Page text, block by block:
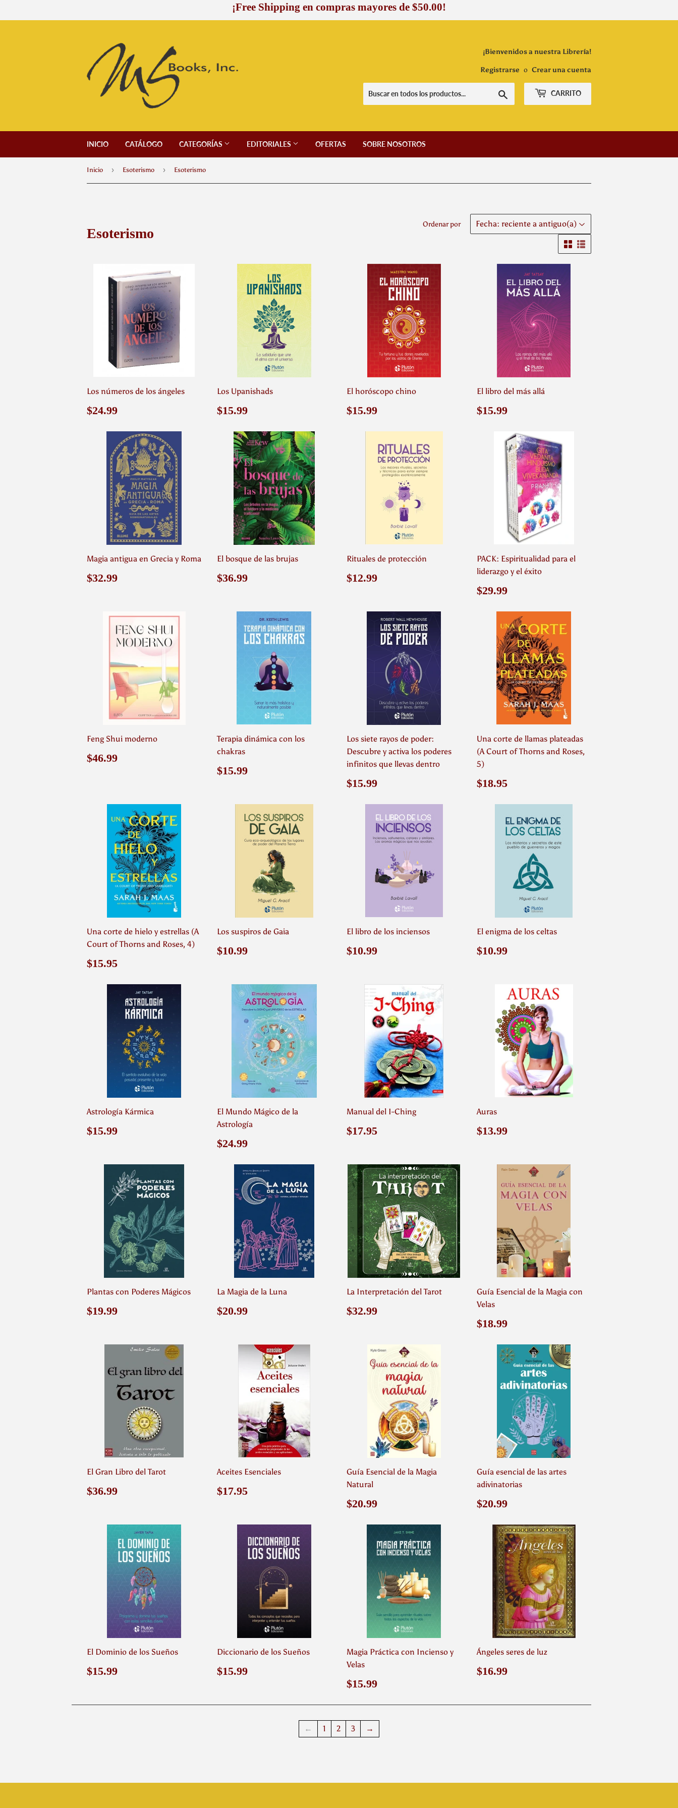
¡Free Shipping en compras mayores de $50.00!
¡Bienvenidos a nuestra Librería!
Registrarse o Crear una cuenta
CARRITO
INICIO CATÁLOGO CATEGORÍAS EDITORIALES OFERTAS SOBRE NOSOTROS
Inicio › Esoterismo › Esoterismo
Esoterismo
Ordenar por
Los números de los ángeles
Precio
$24.99
Los Upanishads
Precio
$15.99$15.99
El horóscopo chino
Precio
$15.99
El libro del más allá
Precio
$15.99$15.99
Magia antigua en Grecia y Roma
Precio
$32.99
El bosque de las brujas
Precio
$36.99$36.99
Rituales de protección
Precio
$12.99
PACK: Espiritualidad para el
liderazgo y el éxito
Precio
$29.99$29.99
Feng Shui moderno
Precio
$46.99
Terapia dinámica con los
chakras
Precio
$15.99$15.99
Los siete rayos de poder:
Descubre y activa los poderes
infinitos que llevas dentro
Precio
$15.99
Una corte de llamas plateadas
(A Court of Thorns and Roses,
5)
Precio
$18.95$18.95
Una corte de hielo y estrellas (A
Court of Thorns and Roses, 4)
Precio
$15.95
Los suspiros de Gaia
Precio
$10.99$10.99
El libro de los inciensos
Precio
$10.99
El enigma de los celtas
Precio
$10.99$10.99
Astrología Kármica
Precio
$15.99
El Mundo Mágico de la
Astrología
Precio
$24.99$24.99
Manual del I-Ching
Precio
$17.95
Auras
Precio
$13.99$13.99
Plantas con Poderes Mágicos
Precio
$19.99
La Magia de la Luna
Precio
$20.99$20.99
La Interpretación del Tarot
Precio
$32.99
Guía Esencial de la Magia con
Velas
Precio
$18.99$18.99
El Gran Libro del Tarot
Precio
$36.99
Aceites Esenciales
Precio
$17.95$17.95
Guía Esencial de la Magia
Natural
Precio
$20.99
Guía esencial de las artes
adivinatorias
Precio
$20.99$20.99
El Dominio de los Sueños
Precio
$15.99
Diccionario de los Sueños
Precio
$15.99$15.99
Magia Práctica con Incienso y
Velas
Precio
$15.99
Ángeles seres de luz
Precio
$16.99$16.99
← 1 2 3 →